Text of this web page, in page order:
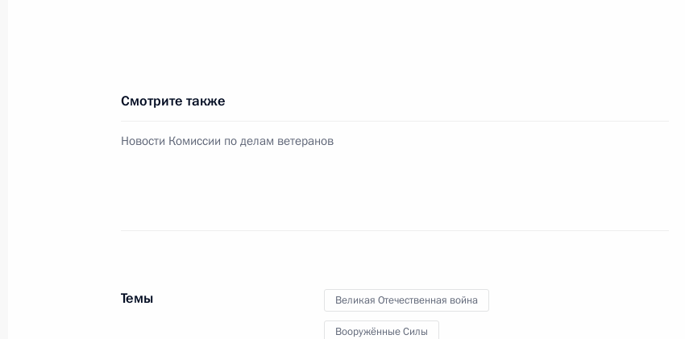
Заседание Национального совета по профессиональным
квалификациям
Смотрите также
Новости Комиссии по делам ветеранов
Темы Великая Отечественная война
Вооружённые Силы